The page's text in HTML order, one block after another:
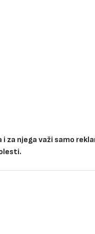
za njega važi samo